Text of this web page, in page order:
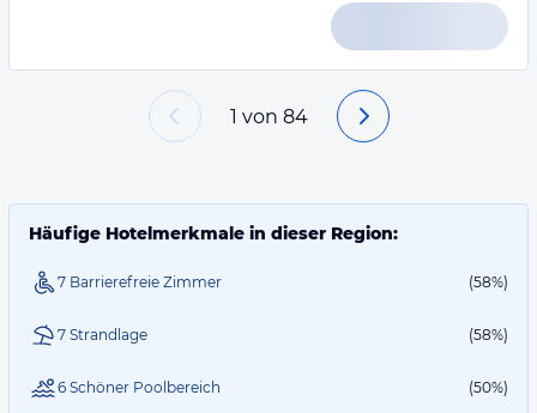
1 von 84
Häufige Hotelmerkmale in dieser Region:
7 Barrierefreie Zimmer (58%)
7 Strandlage (58%)
6 Schöner Poolbereich (50%)